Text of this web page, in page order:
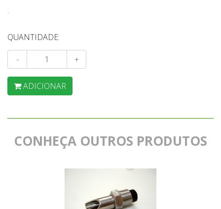
.
QUANTIDADE:
- +
ADICIONAR
CONHEÇA OUTROS PRODUTOS